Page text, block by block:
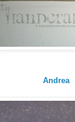
Andrea